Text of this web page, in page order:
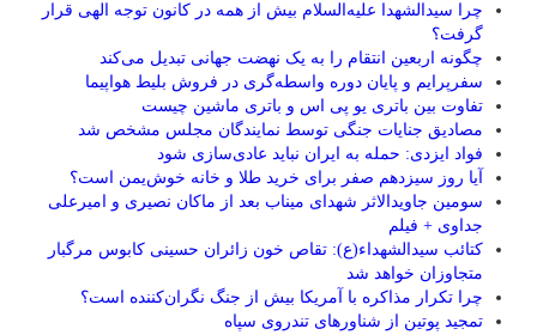
چرا سیدالشهدا علیه‌السلام بیش از همه در کانون توجه الهی قرار
گرفت؟
چگونه اربعین انتقام را به یک نهضت جهانی تبدیل می‌کند
سفرپرایم و پایان دوره واسطه‌گری در فروش بلیط هواپیما
تفاوت بین باتری یو پی اس و باتری ماشین چیست
مصادیق جنایات جنگی توسط نمایندگان مجلس مشخص شد
فواد ایزدی: حمله به ایران نباید عادی‌سازی شود
آیا روز سیزدهم صفر برای خرید طلا و خانه خوش‌یمن است؟
سومین جاویدالاثر شهدای میناب بعد از ماکان نصیری و امیرعلی
جداوی + فیلم
کتائب سیدالشهداء(ع): تقاص خون زائران حسینی کابوس مرگبار
متجاوزان خواهد شد
چرا تکرار مذاکره با آمریکا بیش از جنگ نگران‌کننده است؟
تمجید پوتین از شناورهای تندروی سپاه